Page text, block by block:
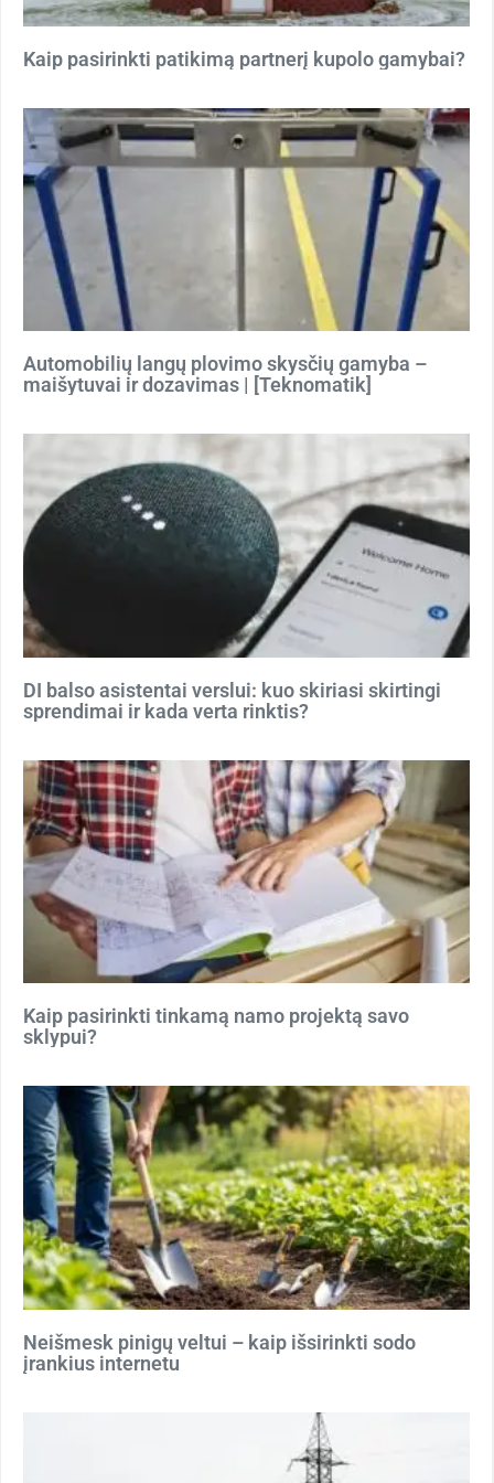
Kaip pasirinkti patikimą partnerį kupolo gamybai?
Automobilių langų plovimo skysčių gamyba –
maišytuvai ir dozavimas | [Teknomatik]
DI balso asistentai verslui: kuo skiriasi skirtingi
sprendimai ir kada verta rinktis?
Kaip pasirinkti tinkamą namo projektą savo
sklypui?
Neišmesk pinigų veltui – kaip išsirinkti sodo
įrankius internetu